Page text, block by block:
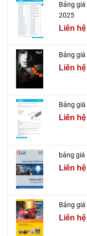
Bảng
2025
Liên hệ
Bảng
Liên hệ
Bảng
Liên hệ
bảng giá
Liên hệ
Bảng
Liên hệ